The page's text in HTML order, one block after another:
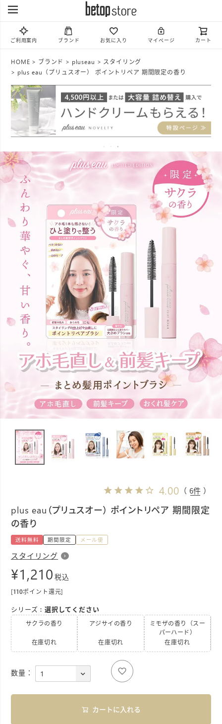
ご利用案内 ブランド お気に入り マイページ カート
HOME ブランド pluseau
スタイリング
plus eau（プリュスオー） ポイントリペア 期間限定の香り
4.00 （ 6件 ）
plus eau（プリュスオー） ポイントリペア 期間限定
の香り
送料無料 期間限定 メール便
スタイリング
¥1,210 税込
[110ポイント還元]
シリーズ 選択してください
サクラの香り
在庫切れ
アジサイの香り
在庫切れ
ミモザの香り（スー
パーハード）
在庫切れ
カートに入れる